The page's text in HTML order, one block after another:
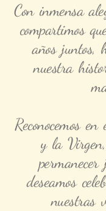
Con inmensa
compartimos
años juntos,
nuestra
Reconocemos
y la
deseamos
nuestras